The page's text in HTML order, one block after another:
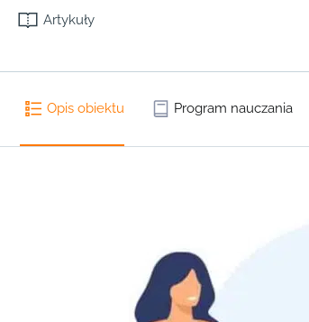
Artykuły
Opis obiektu Program nauczania